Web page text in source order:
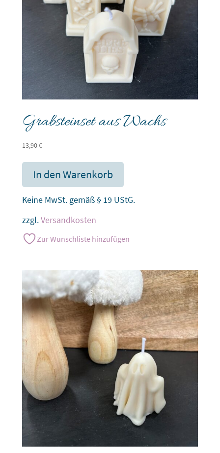
Grabsteinset aus Wachs
13,90€
In den Warenkorb
Keine MwSt. gemäß § 19 UStG.
zzgl.Versandkosten
Zur Wunschliste hinzufügen